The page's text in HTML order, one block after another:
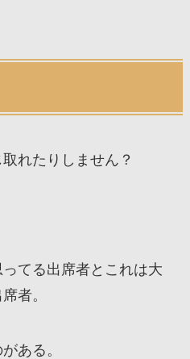
れたりしません？
てる出席者とこれは大
者。
ある。